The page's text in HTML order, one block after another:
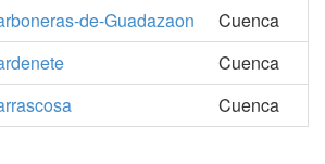
de-Guadazaon
Cuenca
Cuenca
Cuenca